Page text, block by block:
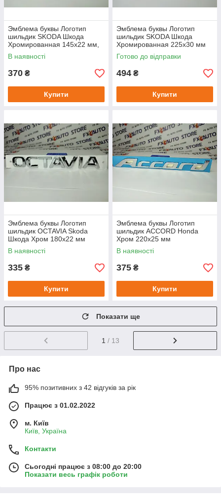
Эмблема буквы Логотип
шильдик SKODA Шкода
Хромированная 145х22 мм,
Буква "К" - 26х22 мм ШхВ
В наявності
370 ₴
Купити
Эмблема буквы Логотип
шильдик SKODA Шкода
Хромированная 225х30 мм
нового образца, Буква "К" -
36х29 мм ШхВ
Готово до відправки
494 ₴
Купити
Эмблема буквы Логотип
шильдик OCTAVIA Skoda
Шкода Хром 180х22 мм
В наявності
335 ₴
Купити
Эмблема буквы Логотип
шильдик ACCORD Honda
Хром 220х25 мм
В наявності
375 ₴
Купити
Показати ще
1 / 13
Про нас
95% позитивних з 42 відгуків за рік
Працює з 01.02.2022
м. Київ
Київ, Україна
Контакти
Сьогодні працює з 08:00 до 20:00
Показати весь графік роботи